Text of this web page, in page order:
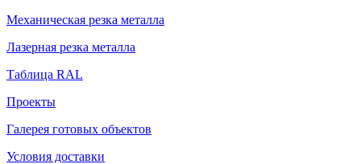
Механическая резка металла
Лазерная резка металла
Таблица RAL
Проекты
Галерея готовых объектов
Условия доставки